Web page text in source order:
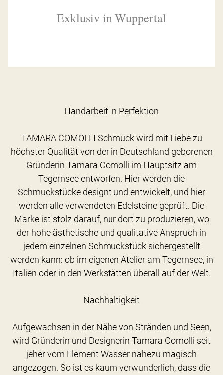
Exklusiv in Wuppertal
Handarbeit in Perfektion
TAMARA COMOLLI Schmuck wird mit Liebe zu
höchster Qualität von der in Deutschland geborenen
Gründerin Tamara Comolli im Hauptsitz am
Tegernsee entworfen. Hier werden die
Schmuckstücke designt und entwickelt, und hier
werden alle verwendeten Edelsteine geprüft. Die
Marke ist stolz darauf, nur dort zu produzieren, wo
der hohe ästhetische und qualitative Anspruch in
jedem einzelnen Schmuckstück sichergestellt
werden kann: ob im eigenen Atelier am Tegernsee, in
Italien oder in den Werkstätten überall auf der Welt.
Nachhaltigkeit
Aufgewachsen in der Nähe von Stränden und Seen,
wird Gründerin und Designerin Tamara Comolli seit
jeher vom Element Wasser nahezu magisch
angezogen. So ist es kaum verwunderlich, dass die